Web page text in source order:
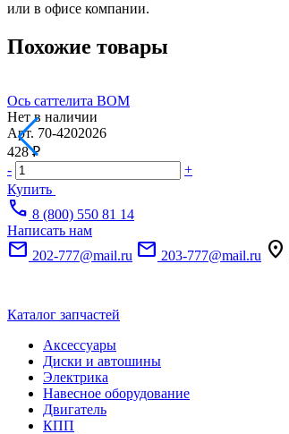
или в офисе компании.
Похожие товары
Ось саттелита ВОМ
Нет в наличии
Арт. 70-4202026
428 ₽
-
+
Купить
call 8 (800) 550 81 14
Написать нам
mail 202-777@mail.ru mail 203-777@mail.ru location_on
Каталог запчастей
Аксессуары
Диски и автошины
Электрика
Навесное оборудование
Двигатель
КПП